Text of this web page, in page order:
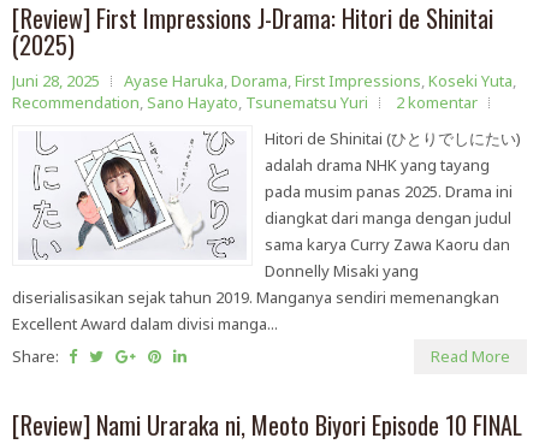
[Review] First Impressions J-Drama: Hitori de Shinitai
(2025)
Juni 28, 2025 Ayase Haruka,Dorama,First Impressions,Koseki Yuta,
Recommendation, Sano Hayato, Tsunematsu Yuri
2 komentar
Hitori de Shinitai (ひとりでしにたい)
adalah drama NHK yang tayang
pada musim panas 2025. Drama ini
diangkat dari manga dengan judul
sama karya Curry Zawa Kaoru dan
Donnelly Misaki yang
diserialisasikan sejak tahun 2019. Manganya sendiri memenangkan
Excellent Award dalam divisi manga...
Share:
Read More
[Review] Nami Uraraka ni, Meoto Biyori Episode 10 FINAL